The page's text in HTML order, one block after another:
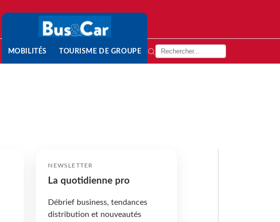
MOBILITÉS TOURISME DE GROUPE
NEWSLETTER
La quotidienne pro
Débrief business, tendances
distribution et nouveautés